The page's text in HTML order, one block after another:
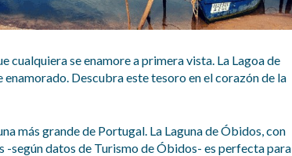
cualquiera se enamore a primera vista. La Lagoa de
Descubra este tesoro en el corazón de la
más grande de Portugal. La Laguna de Óbidos, con
según datos de Turismo de Óbidos- es perfecta para